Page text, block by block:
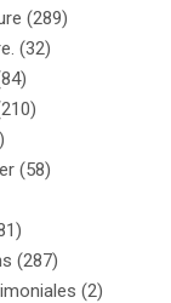
(289)
(32)
(58)
(287)
(2)